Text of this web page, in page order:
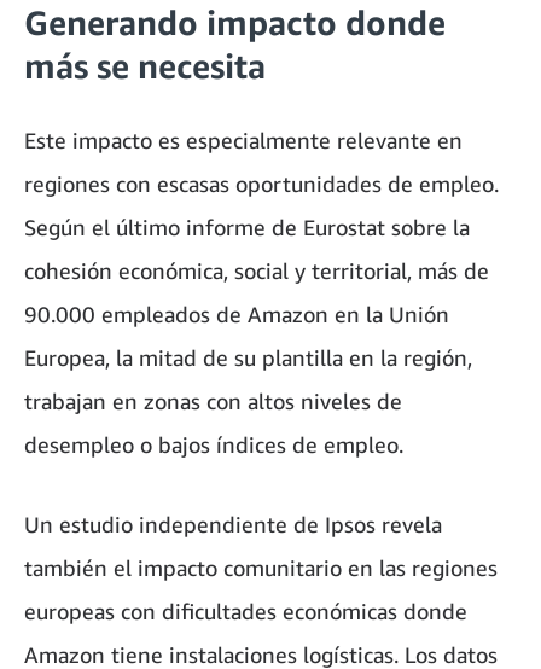
Generando impacto donde
más se necesita
Este impacto es especialmente relevante en
regiones con escasas oportunidades de empleo.
Según el último informe de Eurostat sobre la
cohesión económica, social y territorial, más de
90.000 empleados de Amazon en la Unión
Europea, la mitad de su plantilla en la región,
trabajan en zonas con altos niveles de
desempleo o bajos índices de empleo.
Un estudio independiente de Ipsos revela
también el impacto comunitario en las regiones
europeas con dificultades económicas donde
Amazon tiene instalaciones logísticas. Los datos